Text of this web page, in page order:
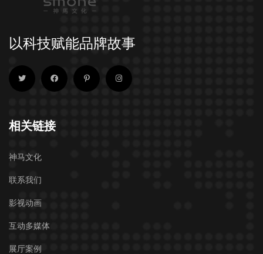
以科技赋能品牌故事
相关链接
神马文化
联系我们
影视动画
互动多媒体
展厅案例